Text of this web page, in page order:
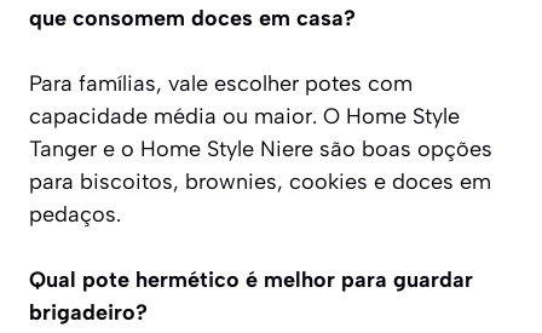
que consomem doces em casa?
Para famílias, vale escolher potes com
capacidade média ou maior. O Home Style
Tanger e o Home Style Niere são boas opções
para biscoitos, brownies, cookies e doces em
pedaços.
Qual pote hermético é melhor para guardar
brigadeiro?